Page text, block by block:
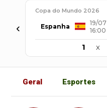
‹
Copa do Mundo 2026
Espanha
19/07
16:00
1 x
Geral Esportes